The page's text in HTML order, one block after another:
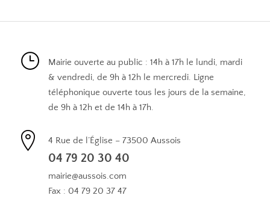
Mairie ouverte au public : 14h à 17h le lundi, mardi
& vendredi, de 9h à 12h le mercredi. Ligne
téléphonique ouverte tous les jours de la semaine,
de 9h à 12h et de 14h à 17h.
4 Rue de l’Église – 73500 Aussois
04 79 20 30 40
mairie@aussois.com
Fax : 04 79 20 37 47